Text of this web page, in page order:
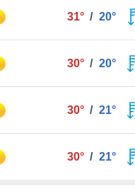
31° / 20°
30° / 20°
30° / 21°
30° / 21°